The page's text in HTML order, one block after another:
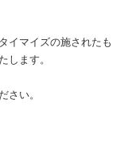
イマイズの施されたも
ます。
い。